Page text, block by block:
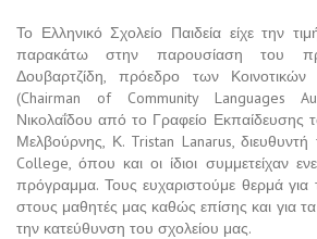
Το Ελληνικό Σχολείο Παιδεία είχε την
παρακάτω στην παρουσίαση του
Δουβαρτζίδη, πρόεδρο των
(Chairman of Community Languages
Νικολαΐδου από το Γραφείο Εκπαίδευσης
Μελβούρνης, Κ. Tristan Lanarus,
College, όπου και οι ίδιοι συμμετείχαν
πρόγραμμα. Τους ευχαριστούμε θερμά για
στους μαθητές μας καθώς επίσης και για τα
την κατεύθυνση του σχολείου μας.